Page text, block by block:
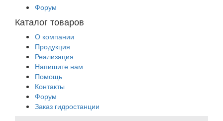
Форум
Каталог товаров
О компании
Продукция
Реализация
Напишите нам
Помощь
Контакты
Форум
Заказ гидростанции